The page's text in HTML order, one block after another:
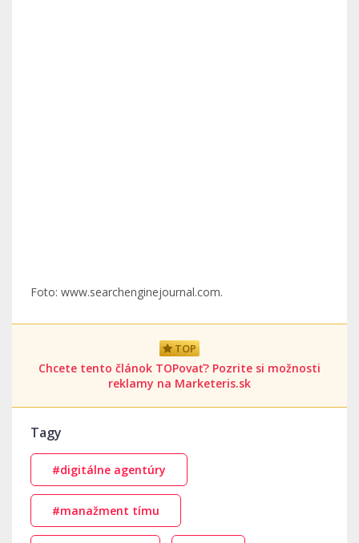
Foto: www.searchenginejournal.com.
TOP
Chcete tento článok TOPovať? Pozrite si možnosti
reklamy na Marketeris.sk
Tagy
#digitálne agentúry
#manažment tímu